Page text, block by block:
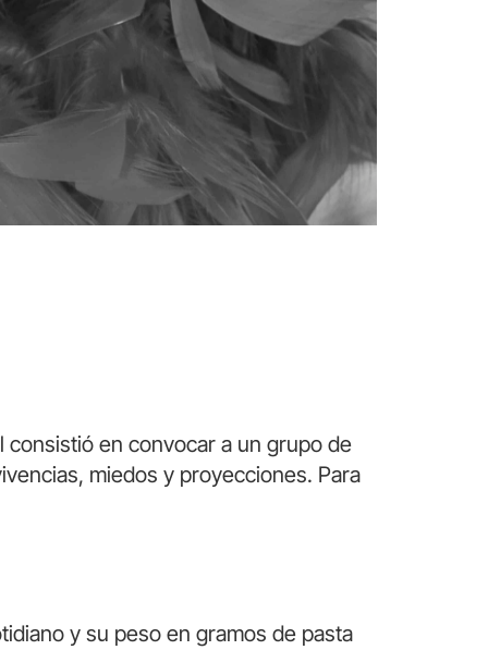
consistió en convocar a un grupo de
miedos y proyecciones. Para
y su peso en gramos de pasta